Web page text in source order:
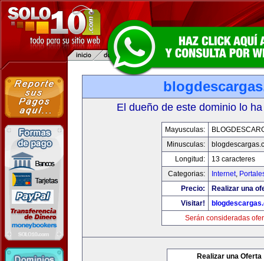
El dueño de este dominio lo
Mayusculas:
Minusculas:
Longitud:
13 caracteres
Categorias:
Internet,
Precio:
Realizar una
Visitar!
Serán consideradas
Realizar una Oferta